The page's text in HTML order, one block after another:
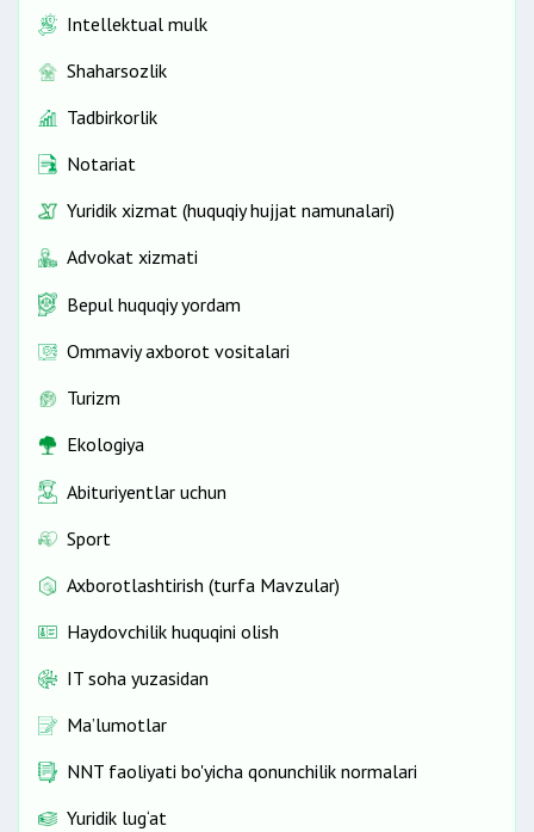
Intellektual mulk
Shaharsozlik
Tadbirkorlik
Notariat
Yuridik xizmat (huquqiy hujjat namunalari)
Advokat xizmati
Bepul huquqiy yordam
Ommaviy axborot vositalari
Turizm
Ekologiya
Abituriyentlar uchun
Sport
Axborotlashtirish (turfa Mavzular)
Haydovchilik huquqini olish
IT soha yuzasidan
Ma’lumotlar
NNT faoliyati bo'yicha qonunchilik normalari
Yuridik lug‘at